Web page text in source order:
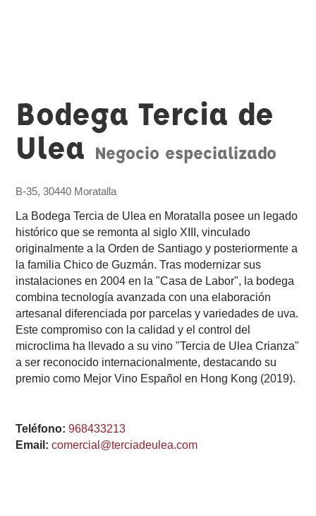
Bodega Tercia de
Ulea Negocio especializado
B-35, 30440 Moratalla
La Bodega Tercia de Ulea en Moratalla posee un legado
histórico que se remonta al siglo XIII, vinculado
originalmente a la Orden de Santiago y posteriormente a
la familia Chico de Guzmán. Tras modernizar sus
instalaciones en 2004 en la "Casa de Labor", la bodega
combina tecnología avanzada con una elaboración
artesanal diferenciada por parcelas y variedades de uva.
Este compromiso con la calidad y el control del
microclima ha llevado a su vino "Tercia de Ulea Crianza"
a ser reconocido internacionalmente, destacando su
premio como Mejor Vino Español en Hong Kong (2019).
Teléfono: 968433213
Email: comercial@terciadeulea.com